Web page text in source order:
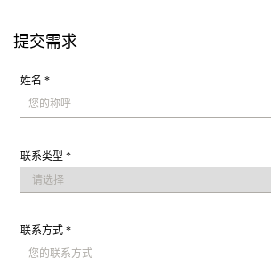
提交需求
姓名 *
联系类型 *
联系方式 *